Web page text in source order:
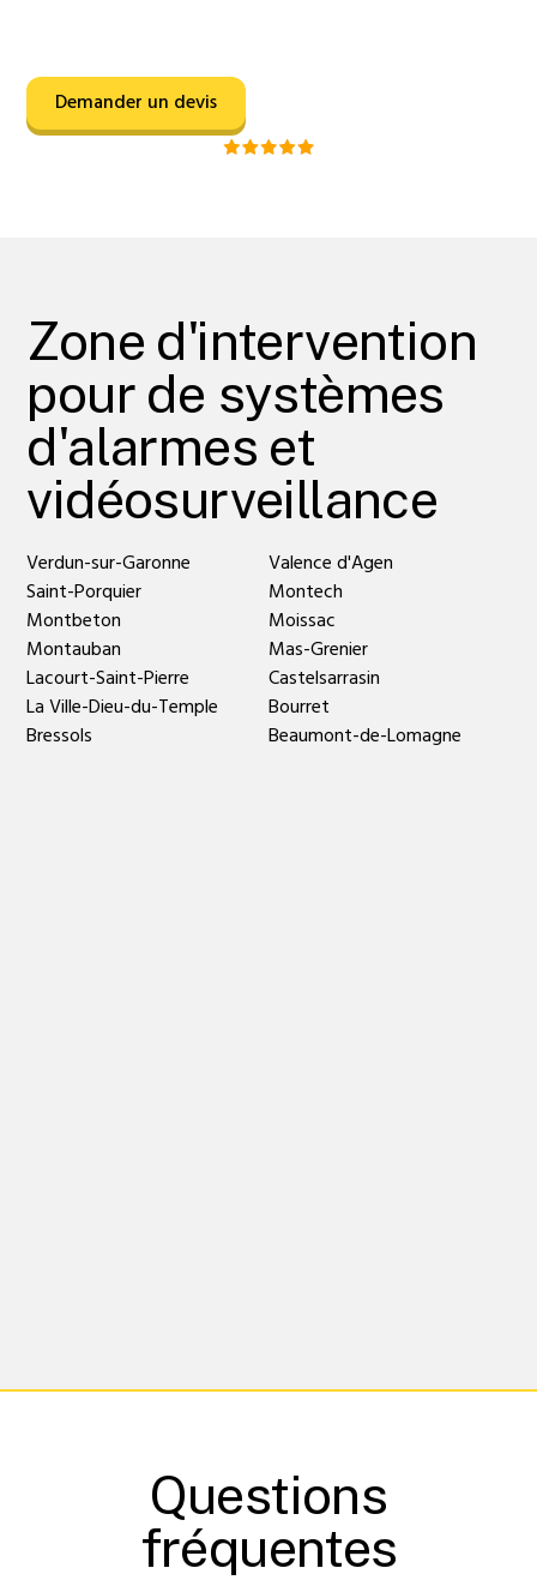
Demander un devis
Zone d'intervention
pour de systèmes
d'alarmes et
vidéosurveillance
Verdun-sur-Garonne
Valence d'Agen
Saint-Porquier
Montech
Montbeton
Moissac
Montauban
Mas-Grenier
Lacourt-Saint-Pierre
Castelsarrasin
La Ville-Dieu-du-Temple
Bourret
Bressols
Beaumont-de-Lomagne
Questions
fréquentes